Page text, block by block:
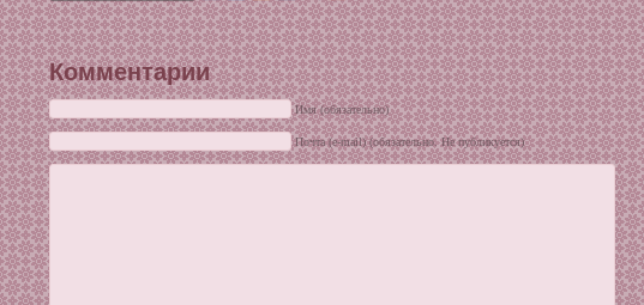
Комментарии
Имя (обязательно)
Почта (e-mail) (обязательно. Не публикуется)